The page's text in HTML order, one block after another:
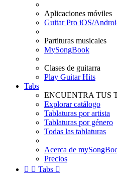
Aplicaciones móviles
Guitar Pro iOS/
Partituras musicales
MySongBook
Clases de guitarra
Play Guitar Hits
Tabs
ENCUENTRA TUS
Explorar catálogo
Tablaturas por artista
Tablaturas por género
Todas las tablaturas
Acerca de
Precios
  Tabs 